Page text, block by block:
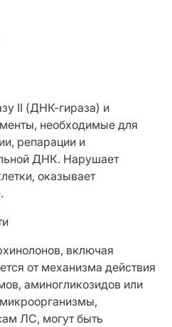
II (ДНК-гираза) и
необходимые для
репарации и
ДНК. Нарушает
оказывает
включая
от механизма действия
аминогликозидов или
ЛС, могут быть